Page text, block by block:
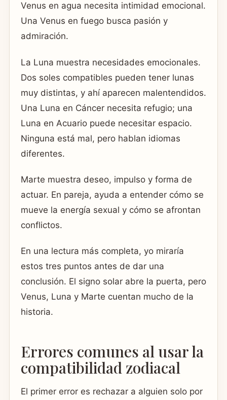
Venus en agua necesita intimidad emocional.
Una Venus en fuego busca pasión y
admiración.
La Luna muestra necesidades emocionales.
Dos soles compatibles pueden tener lunas
muy distintas, y ahí aparecen malentendidos.
Una Luna en Cáncer necesita refugio; una
Luna en Acuario puede necesitar espacio.
Ninguna está mal, pero hablan idiomas
diferentes.
Marte muestra deseo, impulso y forma de
actuar. En pareja, ayuda a entender cómo se
mueve la energía sexual y cómo se afrontan
conflictos.
En una lectura más completa, yo miraría
estos tres puntos antes de dar una
conclusión. El signo solar abre la puerta, pero
Venus, Luna y Marte cuentan mucho de la
historia.
Errores comunes al usar la
compatibilidad zodiacal
El primer error es rechazar a alguien solo por